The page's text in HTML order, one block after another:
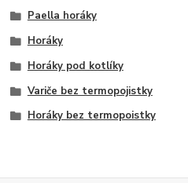
Paella horáky
Horáky
Horáky pod kotlíky
Variče bez termopojistky
Horáky bez termopoistky